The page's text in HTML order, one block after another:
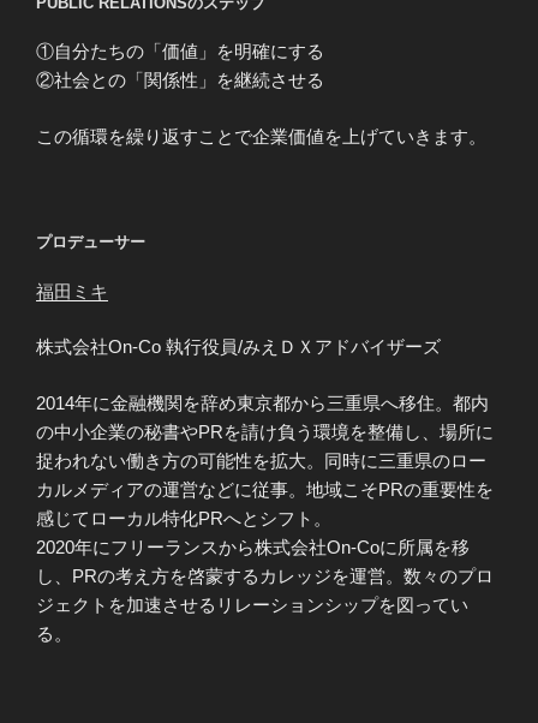
①自分たちの「価値」を明確にする
②社会との「関係性」を継続させる
この循環を繰り返すことで企業価値を上げていきます。
プロデューサー
福田ミキ
株式会社On-Co 執行役員/みえＤＸアドバイザーズ
2014年に金融機関を辞め東京都から三重県へ移住。都内
の中小企業の秘書やPRを請け負う環境を整備し、場所に
捉われない働き方の可能性を拡大。同時に三重県のロー
カルメディアの運営などに従事。地域こそPRの重要性を
感じてローカル特化PRへとシフト。
2020年にフリーランスから株式会社On-Coに所属を移
し、PRの考え方を啓蒙するカレッジを運営。数々のプロ
ジェクトを加速させるリレーションシップを図ってい
る。